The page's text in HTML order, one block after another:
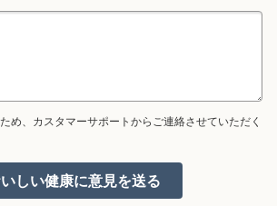
め、カスタマーサポートからご連絡させていただく